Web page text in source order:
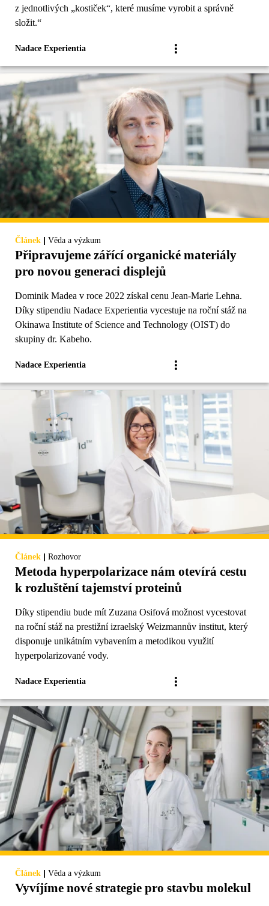
z jednotlivých „kostiček“‎, které musíme vyrobit a správně
složit.“
Nadace Experientia
Článek | Věda a výzkum
Připravujeme zářící organické materiály
pro novou generaci displejů
Dominik Madea v roce 2022 získal cenu Jean-Marie Lehna.
Díky stipendiu Nadace Experientia vycestuje na roční stáž na
Okinawa Institute of Science and Technology (OIST) do
skupiny dr. Kabeho.
Nadace Experientia
Článek | Rozhovor
Metoda hyperpolarizace nám otevírá cestu
k rozluštění tajemství proteinů
Díky stipendiu bude mít Zuzana Osifová možnost vycestovat
na roční stáž na prestižní izraelský Weizmannův institut, který
disponuje unikátním vybavením a metodikou využití
hyperpolarizované vody.
Nadace Experientia
Článek | Věda a výzkum
Vyvíjíme nové strategie pro stavbu molekul